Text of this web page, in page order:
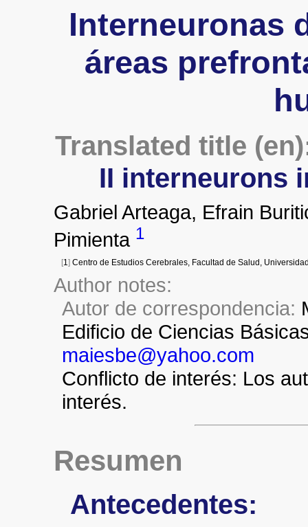
Interneuronas
áreas
Translated title
II interneurons
Gabriel Arteaga, Efrain
Pimienta 1
[1]Centro de Estudios Cerebrales, Facultad de Salud,
Author notes:
Autor de correspondencia:
Edificio de Ciencias
maiesbe@yahoo.com
Conflicto de interés: Los
interés.
Resumen
Antecedentes: